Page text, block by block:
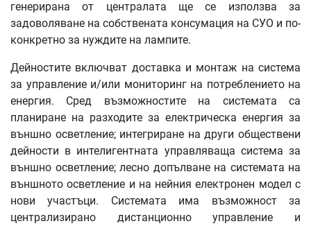
генерирана от централата ще се използва за
задоволяване на собствената консумация на СУО и по-
конкретно за нуждите на лампите.
Дейностите включват доставка и монтаж на система
за управление и/или мониторинг на потреблението на
енергия. Сред възможностите на системата са
планиране на разходите за електрическа енергия за
външно осветление; интегриране на други обществени
дейности в интелигентната управляваща система за
външно осветление; лесно допълване на системата на
външното осветление и на нейния електронен модел с
нови участъци. Системата има възможност за
централизирано дистанционно управление и